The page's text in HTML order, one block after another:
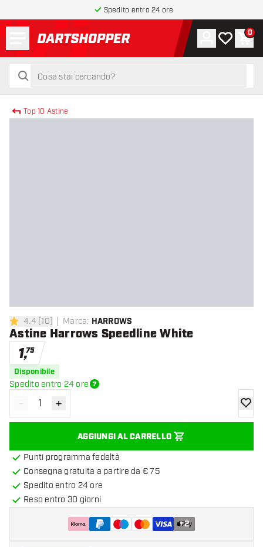
Spedito entro 24 ore
torna alla home page
cerca
cerca
Account
La mia0
Top 10 Astine
4.4 stelle di valutazione
4.4 [10] Marca: HARROWS
Astine Harrows Speedline White
1,75
Disponibile
Spedito entro 24 ore
Diminuisci quantità
- Aumenta quantità
+
AGGIUNGI AL CARRELLO
Punti programma fedeltà
Consegna gratuita a partire da € 75
Spedito entro 24 ore
Reso entro 30 giorni
+2